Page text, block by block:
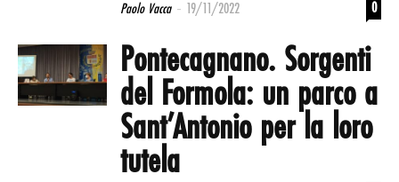
Paolo Vacca - 19/11/2022 0
Pontecagnano. Sorgenti
del Formola: un parco a
Sant’Antonio per la loro
tutela